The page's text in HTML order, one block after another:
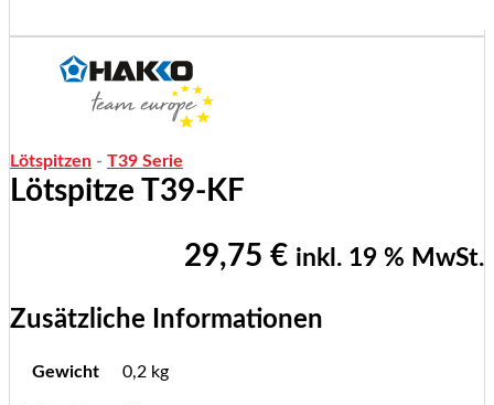
Lötspitzen - T39 Serie
Lötspitze T39-KF
29,75 € inkl. 19 % MwSt.
Zusätzliche Informationen
Gewicht 0,2 kg